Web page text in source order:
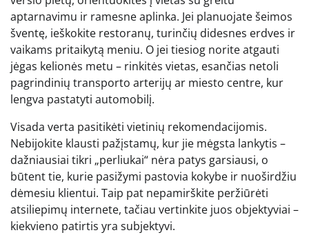
aptarnavimu ir ramesne aplinka. Jei planuojate šeimos
šventę, ieškokite restoranų, turinčių didesnes erdves ir
vaikams pritaikytą meniu. O jei tiesiog norite atgauti
jėgas kelionės metu – rinkitės vietas, esančias netoli
pagrindinių transporto arterijų ar miesto centre, kur
lengva pastatyti automobilį.
Visada verta pasitikėti vietinių rekomendacijomis.
Nebijokite klausti pažįstamų, kur jie mėgsta lankytis –
dažniausiai tikri „perliukai“ nėra patys garsiausi, o
būtent tie, kurie pasižymi pastovia kokybe ir nuoširdžiu
dėmesiu klientui. Taip pat nepamirškite peržiūrėti
atsiliepimų internete, tačiau vertinkite juos objektyviai –
kiekvieno patirtis yra subjektyvi.